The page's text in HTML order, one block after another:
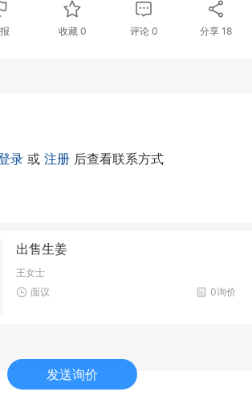
收藏 0 评论0 分享18
录 或 注册 后查看联系方式
出售生姜
王女士
0询价
面议
发送询价